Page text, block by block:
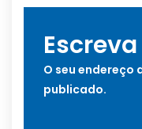
O seu endereço
publicado.